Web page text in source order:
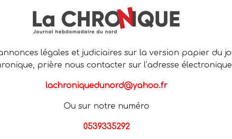
17
PROCHAIN ARTICLE
légales et judiciaires sur la version papier du
prière nous contacter sur l’adresse électronique
lachroniquedunord@yahoo.fr
Ou sur notre numéro
0539335292